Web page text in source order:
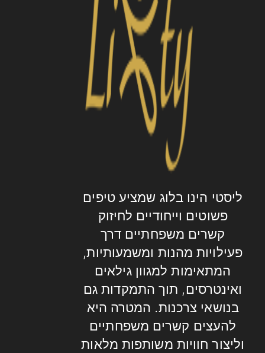
ליסטי הינו בלוג שמציע טיפים
פשוטים וייחודיים לחיזוק
קשרים משפחתיים דרך
פעילויות מהנות ומשמעותיות,
המתאימות למגוון גילאים
ואינטרסים, תוך התמקדות גם
בנושאי צרכנות. המטרה היא
להעצים קשרים משפחתיים
וליצור חוויות משותפות מלאות